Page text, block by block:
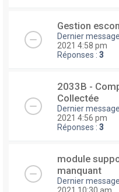
Gestion
Dernier
2021 4:58 pm
Réponses : 3
2033B -
Collectée
Dernier
2021 4:56 pm
Réponses : 3
module
manquant
Dernier